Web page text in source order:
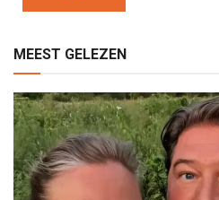
MEEST GELEZEN